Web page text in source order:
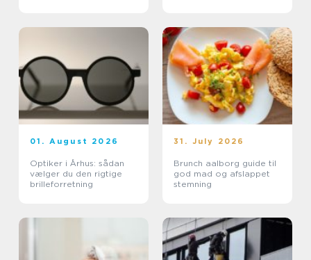
01. August 2026
Optiker i Århus: sådan
vælger du den rigtige
brilleforretning
31. July 2026
Brunch aalborg guide til
god mad og afslappet
stemning